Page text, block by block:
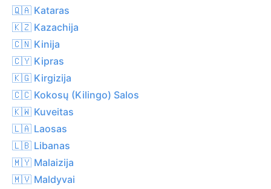
🇶🇦 Kataras
🇰🇿 Kazachija
🇨🇳 Kinija
🇨🇾 Kipras
🇰🇬 Kirgizija
🇨🇨 Kokosų (Kilingo) Salos
🇰🇼 Kuveitas
🇱🇦 Laosas
🇱🇧 Libanas
🇲🇾 Malaizija
🇲🇻 Maldyvai